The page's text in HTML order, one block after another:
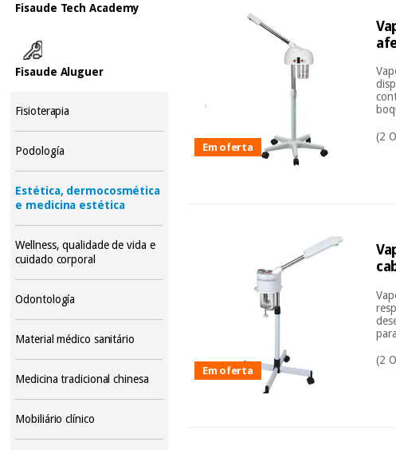
Fisaude Tech Academy
Fisaude Aluguer
Fisioterapia
Podología
Estética, dermocosmética
e medicina estética
Wellness, qualidade de vida e
cuidado corporal
Odontología
Material médico sanitário
Medicina tradicional chinesa
Mobiliário clínico
Em oferta
(2
Em oferta
(2